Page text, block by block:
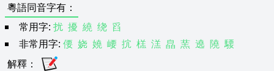
粵語同音字有 ：
常用字: 扰 擾 繞 绕 舀
非常用字: 偠 娆 嬈 崾 抭 榚 溔 皛 蓔 遶 隢 騕
解釋 ：